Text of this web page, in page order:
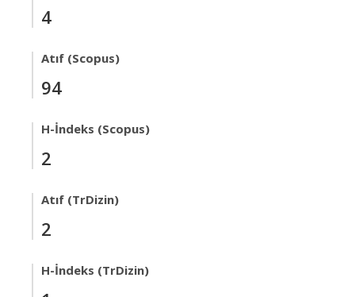
4
Atıf (Scopus)
94
H-İndeks (Scopus)
2
Atıf (TrDizin)
2
H-İndeks (TrDizin)